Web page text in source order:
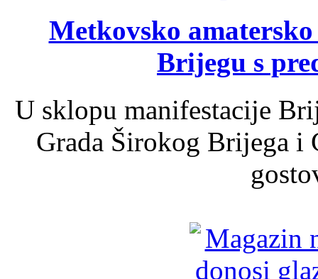
Metkovsko
Brijegu s
U sklopu manifestacije
Grada Širokog Brijega